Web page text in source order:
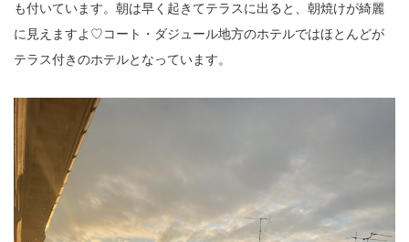
も付いています。朝は早く起きてテラスに出ると、朝焼けが綺麗
に見えますよ♡コート・ダジュール地方のホテルではほとんどが
テラス付きのホテルとなっています。